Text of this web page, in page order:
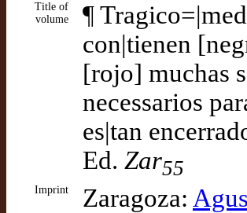
Title of
volume
¶
con|tienen
[rojo] muchas
necessarios
es|tan
Ed. Zar55
Imprint Zaragoza: